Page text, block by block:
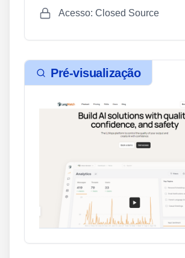
Acesso: Closed Source
Pré-visualização